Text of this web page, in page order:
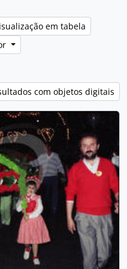
em tabela
com objetos digitais